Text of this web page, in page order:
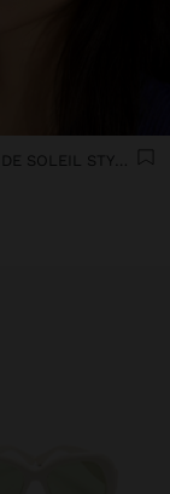
LUNETTES DE SOLEIL STYLE AVIATEUR